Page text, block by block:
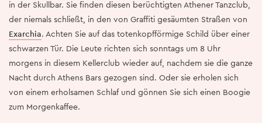
in der Skullbar. Sie finden diesen berüchtigten Athener Tanzclub,
der niemals schließt, in den von Graffiti gesäumten Straßen von
Exarchia. Achten Sie auf das totenkopfförmige Schild über einer
schwarzen Tür. Die Leute richten sich sonntags um 8 Uhr
morgens in diesem Kellerclub wieder auf, nachdem sie die ganze
Nacht durch Athens Bars gezogen sind. Oder sie erholen sich
von einem erholsamen Schlaf und gönnen Sie sich einen Boogie
zum Morgenkaffee.